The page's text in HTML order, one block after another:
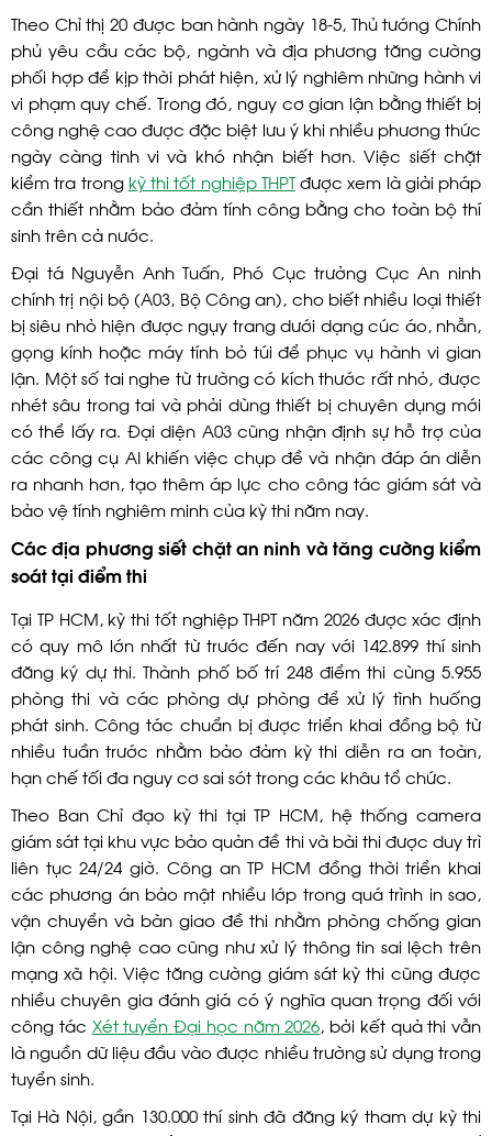
Theo Chỉ thị 20 được ban hành ngày 18-5, Thủ tướng Chính
phủ yêu cầu các bộ, ngành và địa phương tăng cường
phối hợp để kịp thời phát hiện, xử lý nghiêm những hành vi
vi phạm quy chế. Trong đó, nguy cơ gian lận bằng thiết bị
công nghệ cao được đặc biệt lưu ý khi nhiều phương thức
ngày càng tinh vi và khó nhận biết hơn. Việc siết chặt
kiểm tra trong kỳ thi tốt nghiệp THPTđược xem là giải pháp
cần thiết nhằm bảo đảm tính công bằng cho toàn bộ thí
sinh trên cả nước.
Đại tá Nguyễn Anh Tuấn, Phó Cục trưởng Cục An ninh
chính trị nội bộ (A03, Bộ Công an), cho biết nhiều loại thiết
bị siêu nhỏ hiện được ngụy trang dưới dạng cúc áo, nhẫn,
gọng kính hoặc máy tính bỏ túi để phục vụ hành vi gian
lận. Một số tai nghe từ trường có kích thước rất nhỏ, được
nhét sâu trong tai và phải dùng thiết bị chuyên dụng mới
có thể lấy ra. Đại diện A03 cũng nhận định sự hỗ trợ của
các công cụ AI khiến việc chụp đề và nhận đáp án diễn
ra nhanh hơn, tạo thêm áp lực cho công tác giám sát và
bảo vệ tính nghiêm minh của kỳ thi năm nay.
Các địa phương siết chặt an ninh và tăng cường kiểm
soát tại điểm thi
Tại TP HCM, kỳ thi tốt nghiệp THPT năm 2026 được xác định
có quy mô lớn nhất từ trước đến nay với 142.899 thí sinh
đăng ký dự thi. Thành phố bố trí 248 điểm thi cùng 5.955
phòng thi và các phòng dự phòng để xử lý tình huống
phát sinh. Công tác chuẩn bị được triển khai đồng bộ từ
nhiều tuần trước nhằm bảo đảm kỳ thi diễn ra an toàn,
hạn chế tối đa nguy cơ sai sót trong các khâu tổ chức.
Theo Ban Chỉ đạo kỳ thi tại TP HCM, hệ thống camera
giám sát tại khu vực bảo quản đề thi và bài thi được duy trì
liên tục 24/24 giờ. Công an TP HCM đồng thời triển khai
các phương án bảo mật nhiều lớp trong quá trình in sao,
vận chuyển và bàn giao đề thi nhằm phòng chống gian
lận công nghệ cao cũng như xử lý thông tin sai lệch trên
mạng xã hội. Việc tăng cường giám sát kỳ thi cũng được
nhiều chuyên gia đánh giá có ý nghĩa quan trọng đối với
công tác Xét tuyển Đại học năm 2026, bởi kết quả thi vẫn
là nguồn dữ liệu đầu vào được nhiều trường sử dụng trong
tuyển sinh.
Tại Hà Nội, gần 130.000 thí sinh đã đăng ký tham dự kỳ thi